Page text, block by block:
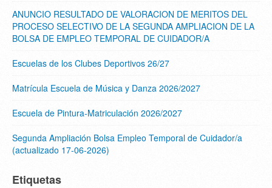
ANUNCIO RESULTADO DE VALORACION DE MERITOS DEL
PROCESO SELECTIVO DE LA SEGUNDA AMPLIACION DE LA
BOLSA DE EMPLEO TEMPORAL DE CUIDADOR/A
Escuelas de los Clubes Deportivos 26/27
Matrícula Escuela de Música y Danza 2026/2027
Escuela de Pintura-Matriculación 2026/2027
Segunda Ampliación Bolsa Empleo Temporal de Cuidador/a
(actualizado 17-06-2026)
Etiquetas